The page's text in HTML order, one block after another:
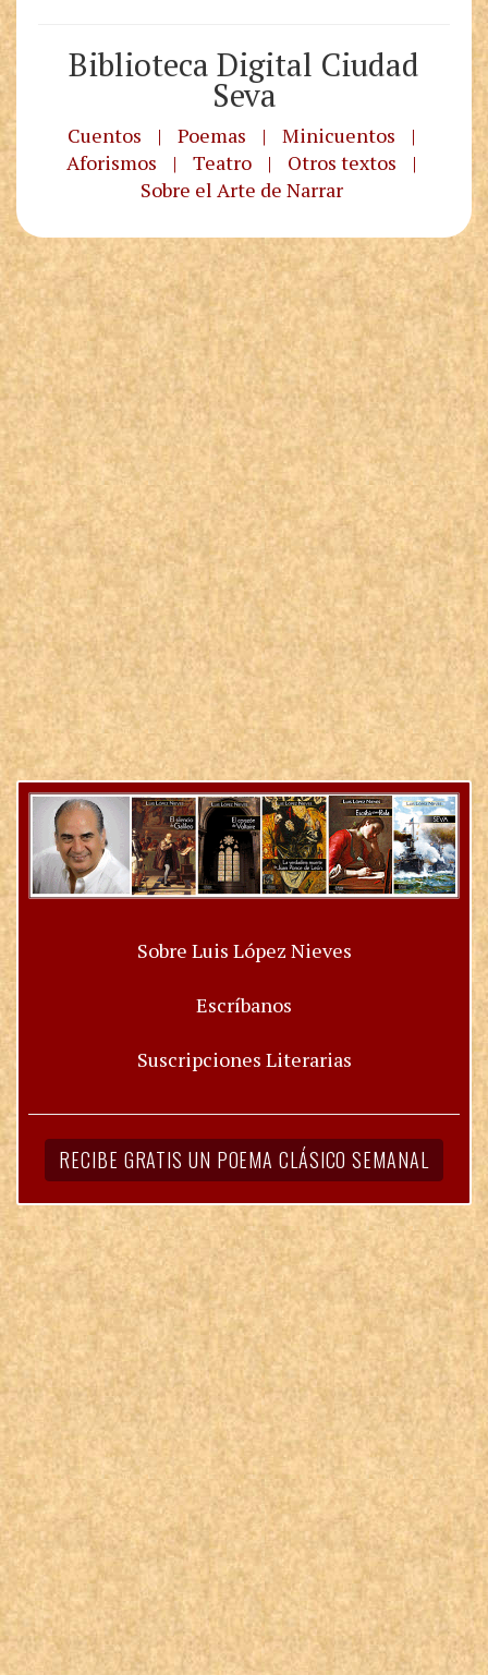
Biblioteca Digital Ciudad
Seva
Cuentos | Poemas | Minicuentos
|
Aforismos
| Teatro | Otros textos
|
Sobre el Arte de Narrar
Sobre Luis López Nieves
Escríbanos
Suscripciones Literarias
RECIBE GRATIS UN POEMA CLÁSICO SEMANAL